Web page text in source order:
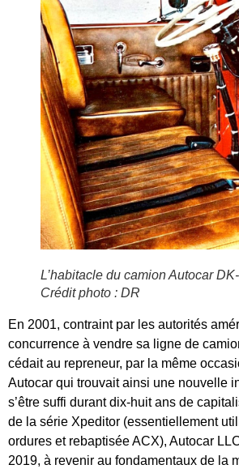
L’habitacle du camion Autocar
Crédit photo : DR
En 2001, contraint par les autorités
concurrence à vendre sa ligne de
cédait au repreneur, par la même
Autocar qui trouvait ainsi une nouvelle
s’être suffi durant dix-huit ans de
de la série Xpeditor (essentiellement
ordures et rebaptisée ACX), Autocar
2019, à revenir au fondamentaux de la